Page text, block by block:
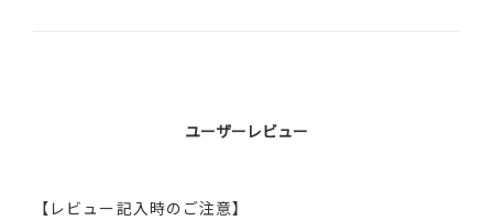
ユーザーレビュー
【レビュー記入時のご注意】